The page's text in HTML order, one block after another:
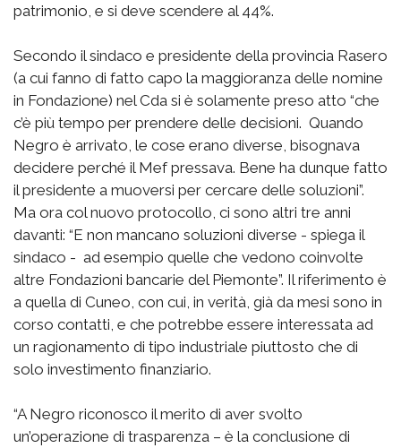
patrimonio, e si deve scendere al 44%.
Secondo il sindaco e presidente della provincia Rasero
(a cui fanno di fatto capo la maggioranza delle nomine
in Fondazione) nel Cda si è solamente preso atto “che
c’è più tempo per prendere delle decisioni. Quando
Negro è arrivato, le cose erano diverse, bisognava
decidere perché il Mef pressava. Bene ha dunque fatto
il presidente a muoversi per cercare delle soluzioni”.
Ma ora col nuovo protocollo, ci sono altri tre anni
davanti: “E non mancano soluzioni diverse - spiega il
sindaco - ad esempio quelle che vedono coinvolte
altre Fondazioni bancarie del Piemonte”. Il riferimento è
a quella di Cuneo, con cui, in verità, già da mesi sono in
corso contatti, e che potrebbe essere interessata ad
un ragionamento di tipo industriale piuttosto che di
solo investimento finanziario.
“A Negro riconosco il merito di aver svolto
un’operazione di trasparenza – è la conclusione di